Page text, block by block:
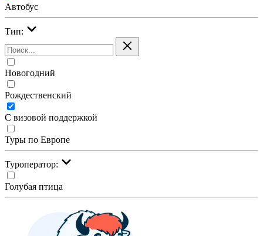
Автобус
Тип:
Новогодний
Рождественский
С визовой поддержкой
Туры по Европе
Туроператор:
Голубая птица